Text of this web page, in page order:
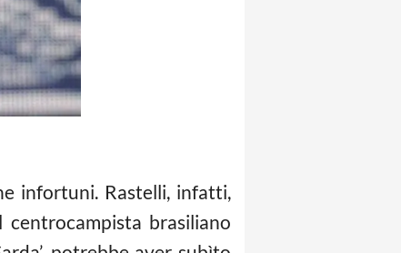
infortuni. Rastelli, infatti,
brasiliano